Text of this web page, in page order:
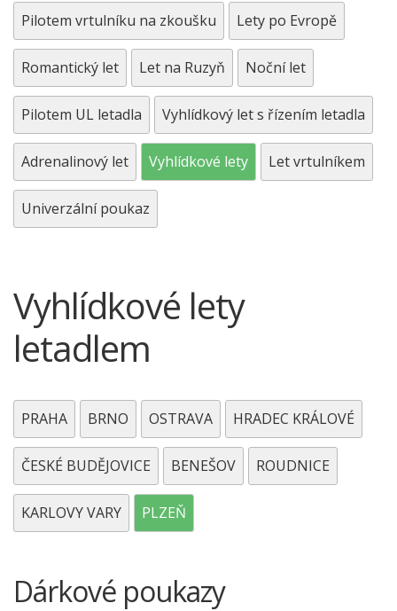
Pilotem vrtulníku na zkoušku Lety po Evropě
Romantický let Let na Ruzyň Noční let
Pilotem UL letadla Vyhlídkový let s řízením letadla
Adrenalinový let Vyhlídkové lety Let vrtulníkem
Univerzální poukaz
Vyhlídkové lety
letadlem
PRAHA BRNO OSTRAVA HRADEC KRÁLOVÉ
ČESKÉ BUDĚJOVICE BENEŠOV ROUDNICE
KARLOVY VARY PLZEŇ
Dárkové poukazy